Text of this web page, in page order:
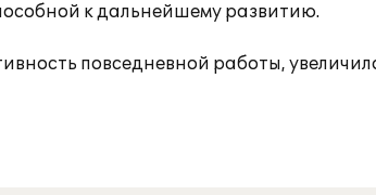
к дальнейшему развитию.
повседневной работы,